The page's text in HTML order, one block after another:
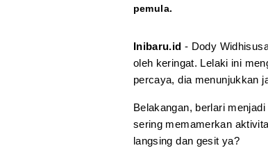
pemula.
Inibaru.id - Dody
oleh keringat. Lelaki ini
percaya, dia menunjukkan
Belakangan, berlari
sering memamerkan
langsing dan gesit ya?